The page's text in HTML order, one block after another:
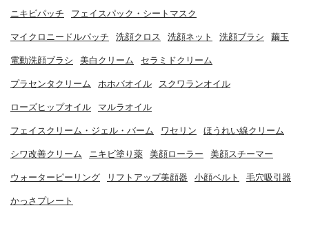
ニキビパッチ フェイスパック・シートマスク
マイクロニードルパッチ 洗顔クロス 洗顔ネット 洗顔ブラシ 繭玉
電動洗顔ブラシ 美白クリーム セラミドクリーム
プラセンタクリーム ホホバオイル スクワランオイル
ローズヒップオイル マルラオイル
フェイスクリーム・ジェル・バーム ワセリン ほうれい線クリーム
シワ改善クリーム ニキビ塗り薬 美顔ローラー 美顔スチーマー
ウォーターピーリング リフトアップ美顔器 小顔ベルト 毛穴吸引器
かっさプレート